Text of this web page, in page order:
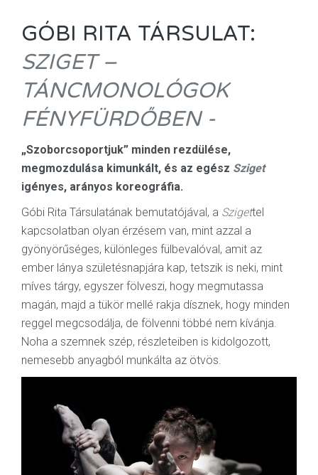
GÓBI RITA TÁRSULAT:
SZIGET –
TÁNCMONOLÓGOK
FÉNYFÜRDŐBEN -
„Szoborcsoportjuk” minden rezdülése,
megmozdulása kimunkált, és az egész Sziget
igényes, arányos koreográfia.
Góbi Rita Társulatának bemutatójával, a Szigettel
kapcsolatban olyan érzésem van, mint azzal a
gyönyörűséges, különleges fülbevalóval, amit az
ember lánya születésnapjára kap, tetszik is neki, mint
míves tárgy, egyszer fölveszi, hogy megmutassa
magán, majd a tükör mellé rakja dísznek, hogy minden
reggel megcsodálja, de fölvenni többé nem kívánja.
Noha a szemnek szép, részleteiben is kidolgozott,
nemesebb anyagból munkálta az ötvös.